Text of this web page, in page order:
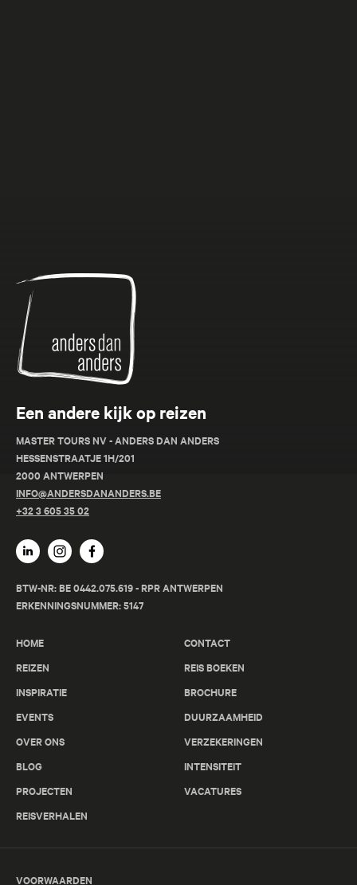
Anders
dan
Anders
Een andere kijk op reizen
MASTER TOURS NV - ANDERS DAN ANDERS
HESSENSTRAATJE 1H/201
2000 ANTWERPEN
INFO@ANDERSDANANDERS.BE
+32 3 605 35 02
BTW-NR: BE 0442.075.619 - RPR ANTWERPEN
ERKENNINGSNUMMER: 5147
HOME
REIZEN
INSPIRATIE
EVENTS
OVER ONS
BLOG
PROJECTEN
REISVERHALEN
CONTACT
REIS BOEKEN
BROCHURE
DUURZAAMHEID
VERZEKERINGEN
INTENSITEIT
VACATURES
VOORWAARDEN